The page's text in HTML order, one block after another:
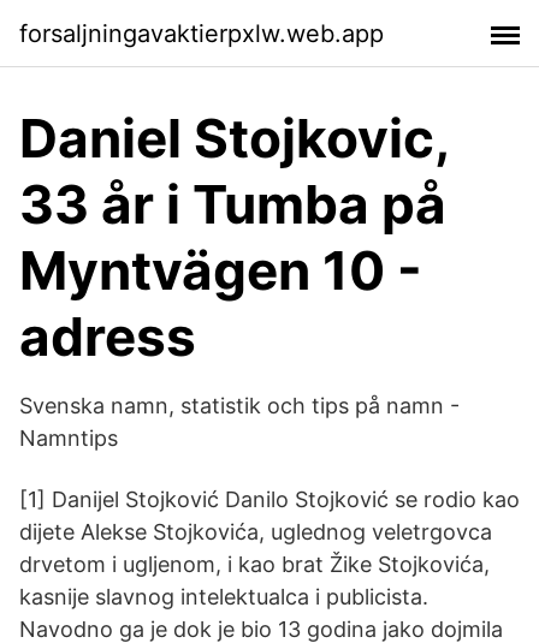
forsaljningavaktierpxlw.web.app
Daniel Stojkovic,
33 år i Tumba på
Myntvägen 10 -
adress
Svenska namn, statistik och tips på namn -
Namntips
[1] Danijel Stojković Danilo Stojković se rodio kao
dijete Alekse Stojkovića, uglednog veletrgovca
drvetom i ugljenom, i kao brat Žike Stojkovića,
kasnije slavnog intelektualca i publicista.
Navodno ga je dok je bio 13 godina jako dojmila